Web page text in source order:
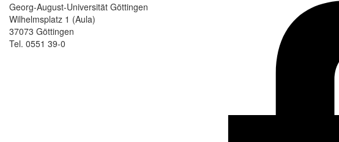
Georg-August-Universität Göttingen
Wilhelmsplatz 1 (Aula)
37073 Göttingen
Tel. 0551 39-0